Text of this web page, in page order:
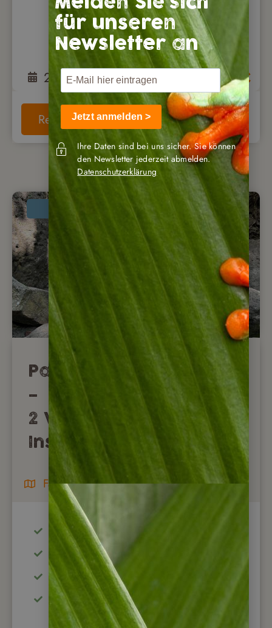
21 Tage 5.900€
Reise anschauen
Panama Familienreise
–
2 Wochen Natur &
Inselwelten
Familienreisen / Mietwagenreisen
Preise gelten für gesamte Familie
Panama City & Panama Kanal
Besuch der indigenen Emberá
Traumstrände bei Pedasí & Isla
Contadora
für unseren
Newsletter an
Jetzt anmelden >
Ihre Daten sind bei uns sicher. Sie können
den Newsletter jederzeit abmelden.
Datenschutzerklärung